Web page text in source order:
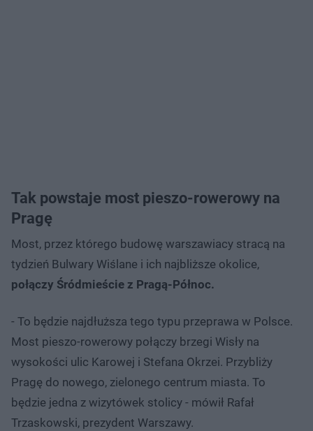
Tak powstaje most pieszo-rowerowy na
Pragę
Most, przez którego budowę warszawiacy stracą na
tydzień Bulwary Wiślane i ich najbliższe okolice,
połączy Śródmieście z Pragą-Północ.
- To będzie najdłuższa tego typu przeprawa w Polsce.
Most pieszo-rowerowy połączy brzegi Wisły na
wysokości ulic Karowej i Stefana Okrzei. Przybliży
Pragę do nowego, zielonego centrum miasta. To
będzie jedna z wizytówek stolicy - mówił Rafał
Trzaskowski, prezydent Warszawy.